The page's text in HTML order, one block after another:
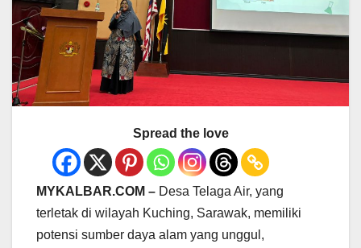
Spread the love
MYKALBAR.COM – Desa Telaga Air, yang
terletak di wilayah Kuching, Sarawak, memiliki
potensi sumber daya alam yang unggul,